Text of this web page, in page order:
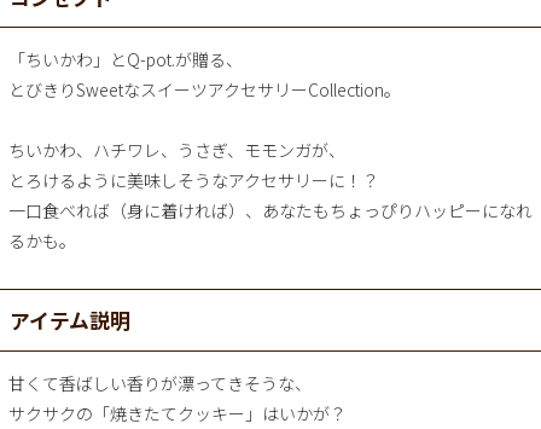
「ちいかわ」とQ-pot.が贈る、
とびきりSweetなスイーツアクセサリーCollection。
ちいかわ、ハチワレ、うさぎ、モモンガが、
とろけるように美味しそうなアクセサリーに！？
一口食べれば（身に着ければ）、あなたもちょっぴりハッピーになれ
るかも。
アイテム説明
甘くて香ばしい香りが漂ってきそうな、
サクサクの「焼きたてクッキー」はいかが？